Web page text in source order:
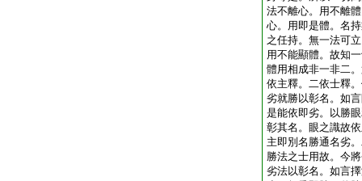
法不離心。用不離
心。用即是體。名
之任持。無一法可
用不能顯體。故知
體用相成非一非二
依主釋。二依士釋
劣就勝以彰名。如
是能依即劣。以勝
彰其名。眼之識故
主即別名勝通名劣
勝法之士用故。今
劣法以彰名。如言